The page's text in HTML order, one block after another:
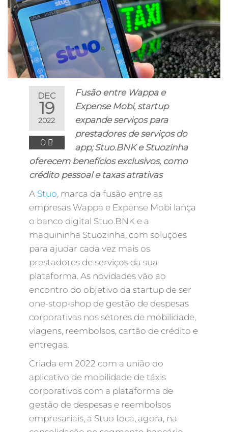
DEC
19
2022
0
Fusão entre Wappa e
Expense Mobi, startup
expande serviços para
prestadores de serviços do
app; Stuo.BNK e Stuozinha
oferecem benefícios exclusivos, como
crédito pessoal e taxas atrativas
A Stuo, marca da fusão entre as
empresas Wappa e Expense Mobi lança
o banco digital Stuo.BNK e a
maquininha Stuozinha, com soluções
para ajudar cada vez mais os
prestadores de serviços da sua
plataforma. As novidades vão ao
encontro do objetivo da startup de ser
one-stop-shop de gestão de despesas
corporativas nos setores de mobilidade,
viagens, reembolsos, cartão de crédito e
entregas.
Criada em 2022 com a união do
aplicativo de mobilidade de táxis
corporativos com a plataforma de
gestão de despesas e reembolsos
empresariais, a Stuo foca, agora, na